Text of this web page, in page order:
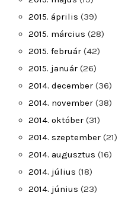
2015. április (39)
2015. március (28)
2015. február (42)
2015. január (26)
2014. december (36)
2014. november (38)
2014. október (31)
2014. szeptember (21)
2014. augusztus (16)
2014. július (18)
2014. június (23)